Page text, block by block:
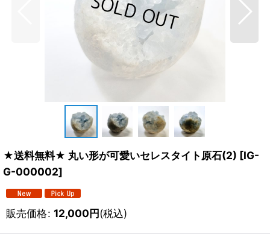
★送料無料★ 丸い形が可愛いセレスタイト原石(2) [IG-
G-000002]
販売価格: 12,000円(税込)